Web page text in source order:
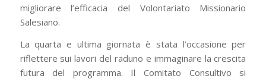
migliorare l’efficacia del Volontariato Missionario
Salesiano.
La quarta e ultima giornata è stata l’occasione per
riflettere sui lavori del raduno e immaginare la crescita
futura del programma. Il Comitato Consultivo si